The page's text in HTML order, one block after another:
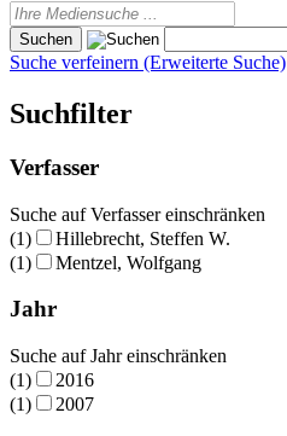
Suche verfeinern (Erweiterte Suche)
Suchfilter
Verfasser
Suche auf Verfasser einschränken
(1)
Hillebrecht, Steffen W.
(1)
Mentzel, Wolfgang
Jahr
Suche auf Jahr einschränken
(1)
2016
(1)
2007